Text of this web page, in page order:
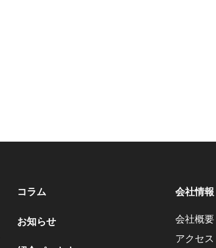
コラム
お知らせ
会社情報
会社概要
アクセス